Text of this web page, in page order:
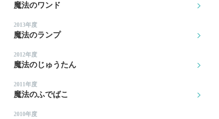
魔法のワンド
2013年度
魔法のランプ
2012年度
魔法のじゅうたん
2011年度
魔法のふでばこ
2010年度